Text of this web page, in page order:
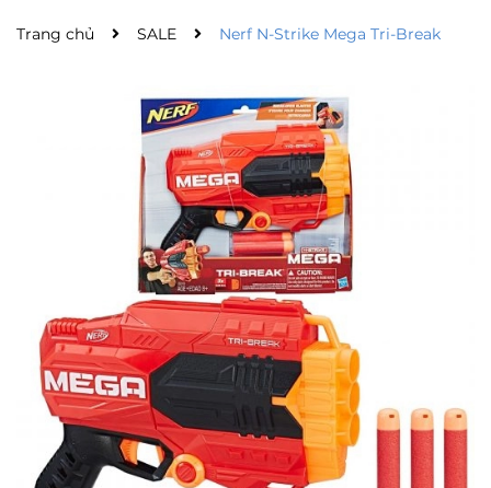
Trang chủ SALE Nerf N-Strike Mega Tri-Break